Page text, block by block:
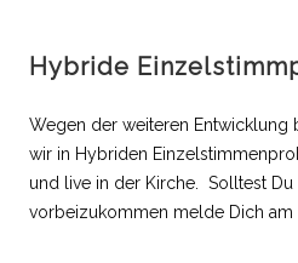
Hybride
Wegen der weiteren Entwicklung
wir in Hybriden
und live in der Kirche. Solltest Du
vorbeizukommen melde Dich am